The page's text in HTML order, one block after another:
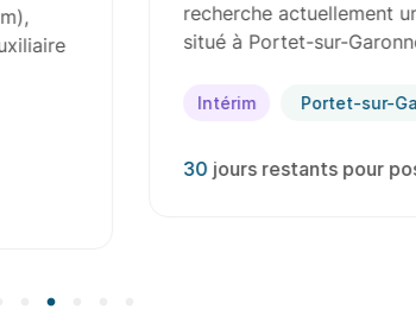
recherche actuellement un
situé à Portet-sur-Garonne,
Portet-sur-Garonne
jours restants pour postuler